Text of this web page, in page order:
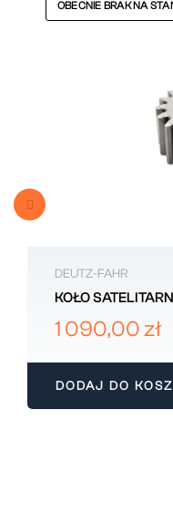
OBECNIE BRAK NA
DEUTZ-FAHR
KOŁO
PLANETARNEJ
1 090,00 zł
DODAJ DO